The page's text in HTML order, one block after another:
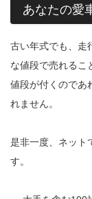
あなたの愛
古い年式でも、走
な値段で売れるこ
値段が付くのであ
れません。
是非一度、ネット
す。